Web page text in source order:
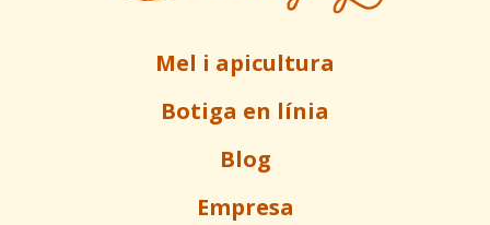
Mel i apicultura
Botiga en línia
Blog
Empresa